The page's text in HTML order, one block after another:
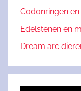
Codonringen
Edelstenen en
Dream arc